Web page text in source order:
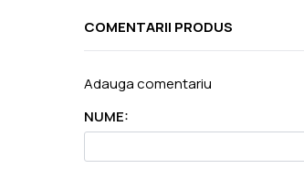
COMENTARII PRODUS
Adauga comentariu
NUME: